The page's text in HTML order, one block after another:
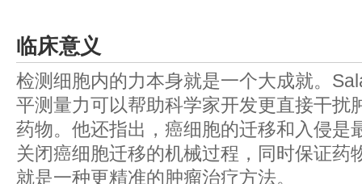
临床意义
检测细胞内的力本身就是一个大成就。
平测量力可以帮助科学家开发更直接干扰
药物。他还指出，癌细胞的迁移和入侵是
关闭癌细胞迁移的机械过程，同时保证药
就是一种更精准的肿瘤治疗方法。